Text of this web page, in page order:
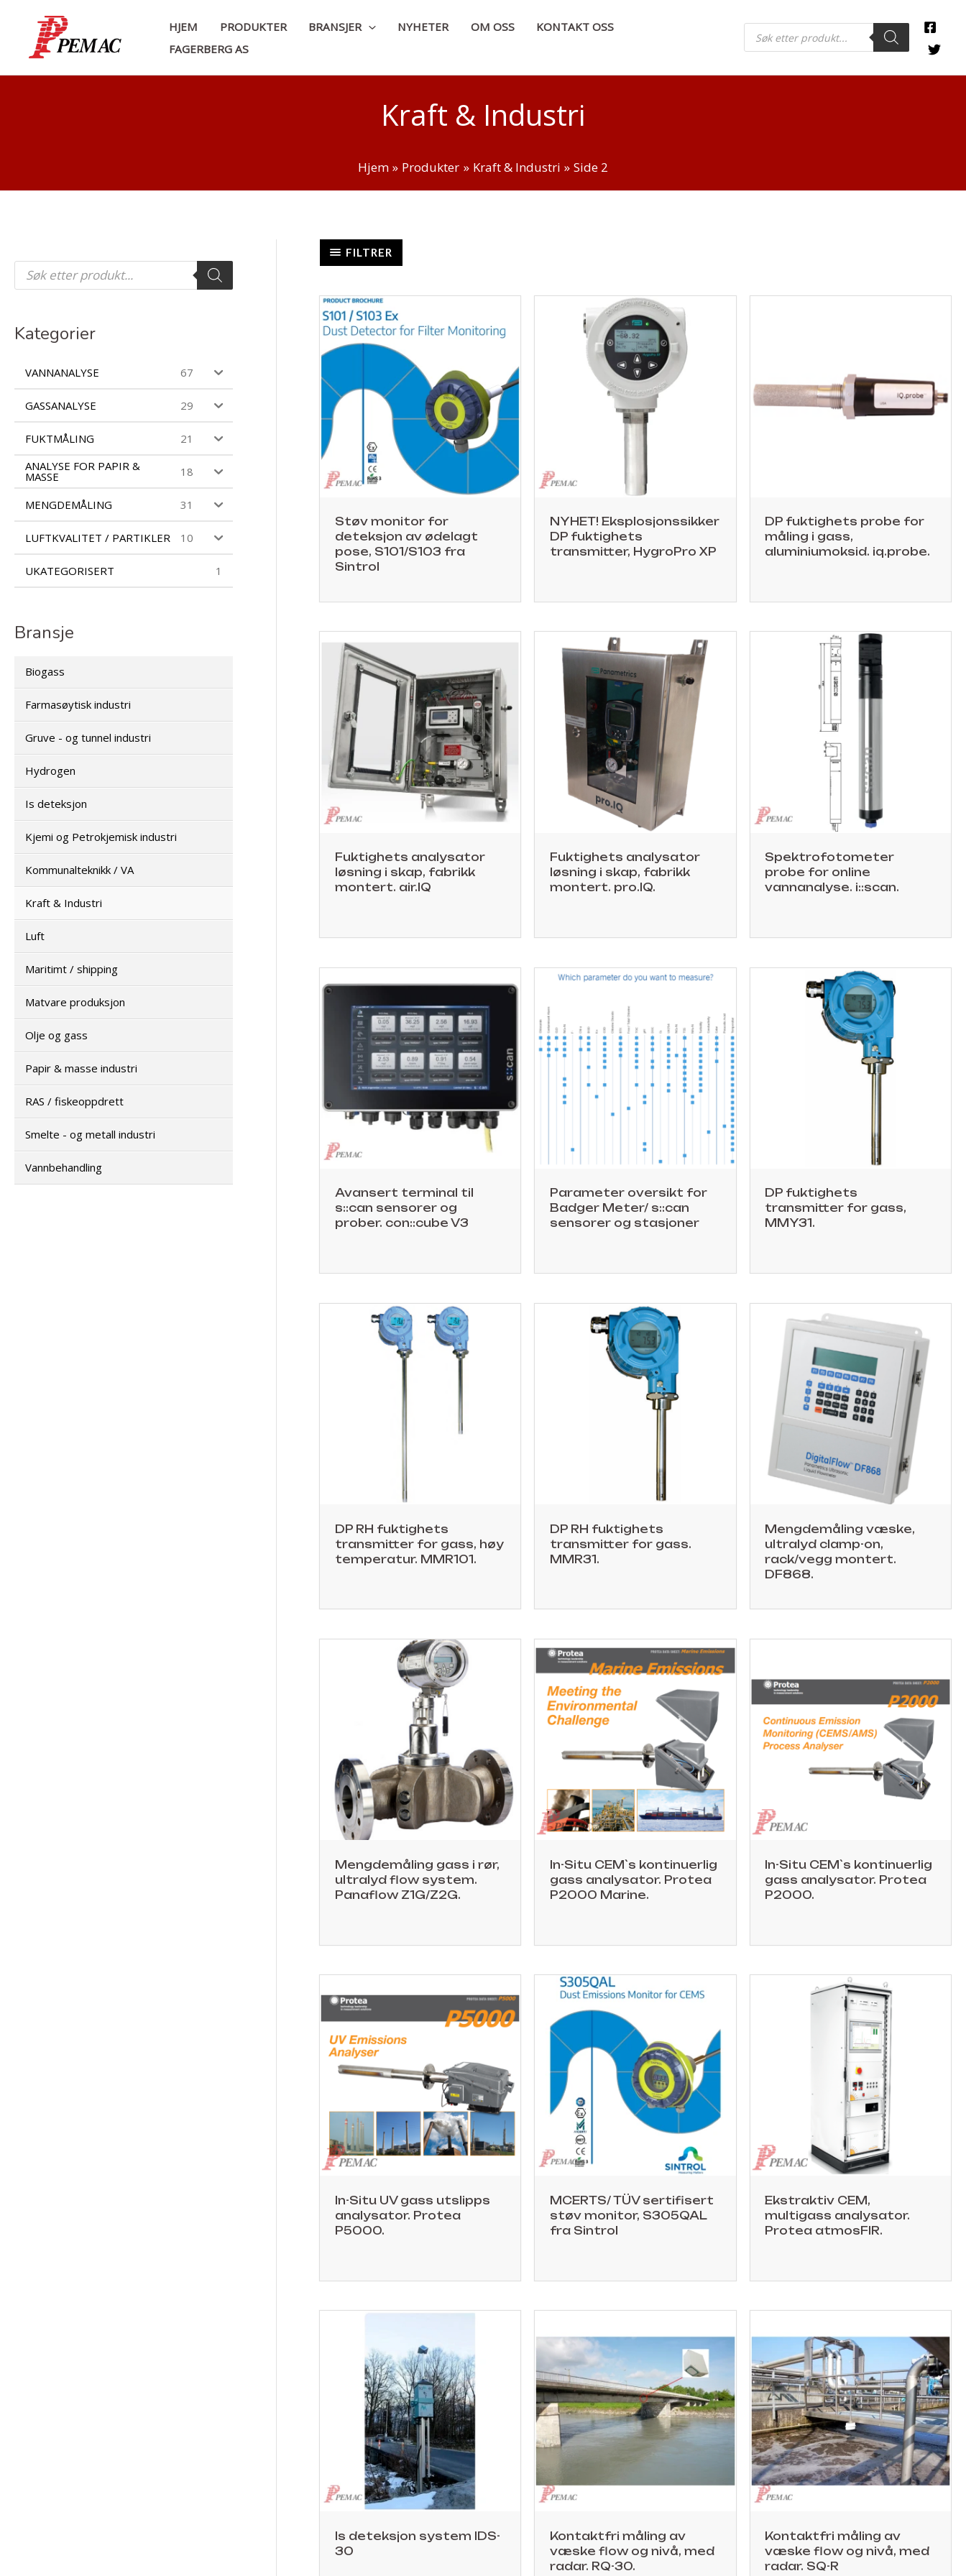
innholdet
HJEM PRODUKTER BRANSJER NYHETER OM OSS
KONTAKT OSS
FAGERBERG AS
Products
search
Kraft & Industri
Hjem Produkter Kraft & Industri Side 2
P
o
c
t
a
h
Kategorier
VANNANALYSE 67
GASSANALYSE 29
FUKTMÅLING
21
ANALYSE FOR PAPIR &
MASSE 18
MENGDEMÅLING 31
LUFTKVALITET / PARTIKLER 10
UKATEGORISERT 1
Bransje
Biogass
Farmasøytisk industri
Gruve - og tunnel industri
Hydrogen
Is deteksjon
Kjemi og Petrokjemisk industri
Kommunalteknikk / VA
Kraft & Industri
Luft
Maritimt / shipping
Matvare produksjon
Olje og gass
Papir & masse industri
RAS / fiskeoppdrett
Smelte - og metall industri
Vannbehandling
FILTRER
Støv monitor for
deteksjon av ødelagt
pose, S101/S103 fra
Sintrol
NYHET! Eksplosjonssikker
DP fuktighets
transmitter, HygroPro XP
DP fuktighets probe for
måling i gass,
aluminiumoksid. iq.probe.
Fuktighets analysator
løsning i skap, fabrikk
montert. air.IQ
Fuktighets analysator
løsning i skap, fabrikk
montert. pro.IQ.
Spektrofotometer
probe for online
vannanalyse. i::scan.
Avansert terminal til
s::can sensorer og
prober. con::cube V3
Parameter oversikt for
Badger Meter/ s::can
sensorer og stasjoner
DP fuktighets
transmitter for gass,
MMY31.
DP RH fuktighets
transmitter for gass, høy
temperatur. MMR101.
DP RH fuktighets
transmitter for gass.
MMR31.
Mengdemåling væske,
ultralyd clamp-on,
rack/vegg montert.
DF868.
Mengdemåling gass i rør,
ultralyd flow system.
Panaflow Z1G/Z2G.
In-Situ CEM`s kontinuerlig
gass analysator. Protea
P2000 Marine.
In-Situ CEM`s kontinuerlig
gass analysator. Protea
P2000.
In-Situ UV gass utslipps
analysator. Protea
P5000.
MCERTS/ TÜV sertifisert
støv monitor, S305QAL
fra Sintrol
Ekstraktiv CEM,
multigass analysator.
Protea atmosFIR.
Is deteksjon system IDS-
30
Kontaktfri måling av
væske flow og nivå, med
radar. RQ-30.
Kontaktfri måling av
væske flow og nivå, med
radar. SQ-R